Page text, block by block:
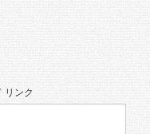
リンク